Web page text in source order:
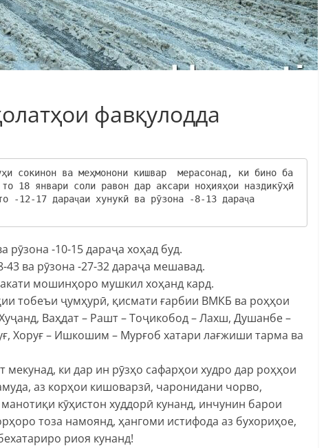
фавқулодда
18 январи соли равон дар аксари ноҳияҳои наздикӯҳӣ
-12-17 дараҷаи хунукӣ ва рӯзона -8-13 дараҷа
рӯзона -10-15 дараҷа хоҳад буд.
ва рӯзона -27-32 дараҷа мешавад.
мошинҳоро мушкил хоҳанд кард.
тобеъи ҷумҳурӣ, қисмати ғарбии ВМКБ ва роҳҳои
Ваҳдат – Рашт – Тоҷикобод – Лахш, Душанбе –
Хоруғ – Ишкошим – Мурғоб хатари лағжиши тарма ва
ки дар ин рӯзҳо сафарҳои худро дар роҳҳои
аз корҳои кишоварзӣ, чаронидани чорво,
кӯҳистон худдорӣ кунанд, инчунин барои
тоза намоянд, ҳангоми истифода аз бухориҳое,
риоя кунанд!